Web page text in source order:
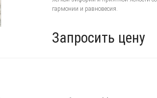
гармонии и равновесия.
Запросить цену